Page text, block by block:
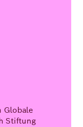
Globale
Stiftung